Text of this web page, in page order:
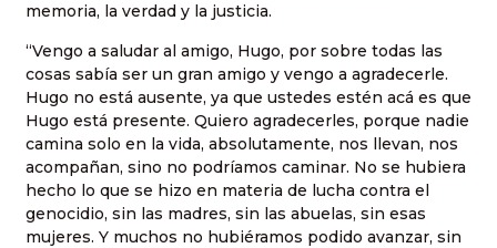
memoria, la verdad y la justicia.
“Vengo a saludar al amigo, Hugo, por sobre todas las
cosas sabía ser un gran amigo y vengo a agradecerle.
Hugo no está ausente, ya que ustedes estén acá es que
Hugo está presente. Quiero agradecerles, porque nadie
camina solo en la vida, absolutamente, nos llevan, nos
acompañan, sino no podríamos caminar. No se hubiera
hecho lo que se hizo en materia de lucha contra el
genocidio, sin las madres, sin las abuelas, sin esas
mujeres. Y muchos no hubiéramos podido avanzar, sin